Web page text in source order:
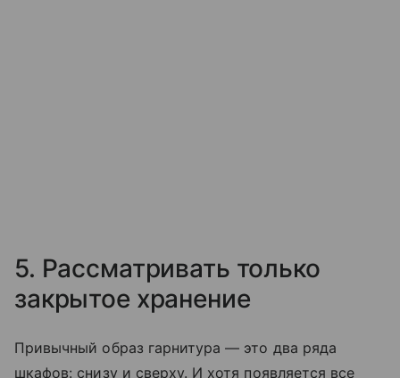
5. Рассматривать только
закрытое хранение
Привычный образ гарнитура — это два ряда
шкафов: снизу и сверху. И хотя появляется все